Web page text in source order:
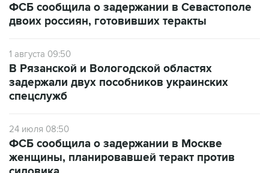
ФСБ сообщила о задержании в Севастополе
двоих россиян, готовивших теракты
1 августа 09:50
В Рязанской и Вологодской областях
задержали двух пособников украинских
спецслужб
24 июля 08:50
ФСБ сообщила о задержании в Москве
женщины, планировавшей теракт против